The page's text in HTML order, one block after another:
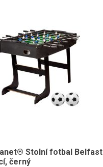
Stolní fotbal Belfast
černý